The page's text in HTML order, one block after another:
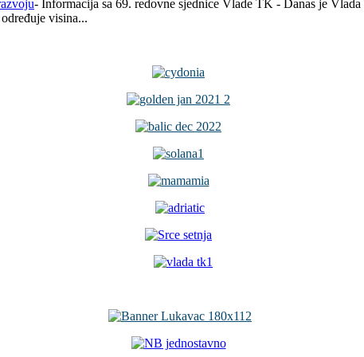
- Informacija sa 69. redovne sjednice Vlade TK - Danas je
visina...